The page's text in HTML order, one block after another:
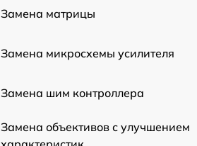
Замена матрицы
Замена микросхемы усилителя
Замена шим контроллера
Замена объективов с улучшением